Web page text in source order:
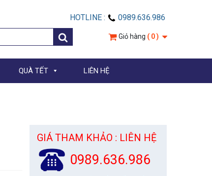
HOTLINE :
0989.636.986
Giỏ hàng ( 0 )
QUÀ TẾT LIÊN HỆ
GIÁ THAM KHẢO : LIÊN HỆ
0989.636.986